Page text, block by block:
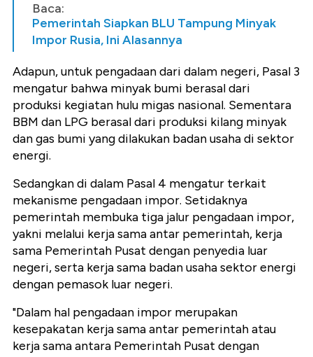
Baca:
Pemerintah Siapkan BLU Tampung Minyak
Impor Rusia, Ini Alasannya
Adapun, untuk pengadaan dari dalam negeri, Pasal 3
mengatur bahwa minyak bumi berasal dari
produksi kegiatan hulu migas nasional. Sementara
BBM dan LPG berasal dari produksi kilang minyak
dan gas bumi yang dilakukan badan usaha di sektor
energi.
Sedangkan di dalam Pasal 4 mengatur terkait
mekanisme pengadaan impor. Setidaknya
pemerintah membuka tiga jalur pengadaan impor,
yakni melalui kerja sama antar pemerintah, kerja
sama Pemerintah Pusat dengan penyedia luar
negeri, serta kerja sama badan usaha sektor energi
dengan pemasok luar negeri.
"Dalam hal pengadaan impor merupakan
kesepakatan kerja sama antar pemerintah atau
kerja sama antara Pemerintah Pusat dengan